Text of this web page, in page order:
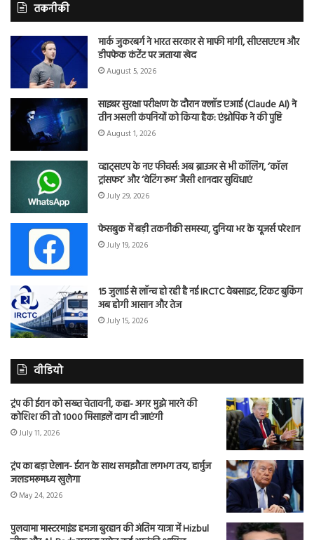
तकनीकी
मार्क जुकरबर्ग ने भारत सरकार से माफी मांगी, सीएसएएम और
डीपफेक कंटेंट पर जताया खेद
August 5, 2026
साइबर सुरक्षा परीक्षण के दौरान क्लॉड एआई (Claude AI) ने
तीन असली कंपनियों को किया हैक: एंथ्रोपिक ने की पुष्टि
August 1, 2026
व्हाट्सएप के नए फीचर्स: अब ब्राउजर से भी कॉलिंग, ‘कॉल
ट्रांसफर’ और ‘वेटिंग रूम’ जैसी शानदार सुविधाएं
July 29, 2026
फेसबुक में बड़ी तकनीकी समस्या, दुनिया भर के यूजर्स परेशान
July 19, 2026
15 जुलाई से लॉन्च हो रही है नई IRCTC वेबसाइट, टिकट बुकिंग
अब होगी आसान और तेज
July 15, 2026
वीडियो
ट्रंप की ईरान को सख्त चेतावनी, कहा- अगर मुझे मारने की
कोशिश की तो 1000 मिसाइलें दाग दी जाएंगी
July 11, 2026
ट्रंप का बड़ा ऐलान- ईरान के साथ समझौता लगभग तय, हार्मुज
जलडमरूमध्य खुलेगा
May 24, 2026
पुलवामा मास्टरमाइंड हमजा बुरहान की अंतिम यात्रा में Hizbul